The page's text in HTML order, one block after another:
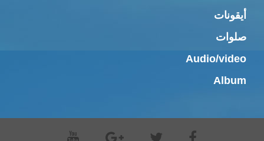
أيقونات
صلوات
Audio/video
Album